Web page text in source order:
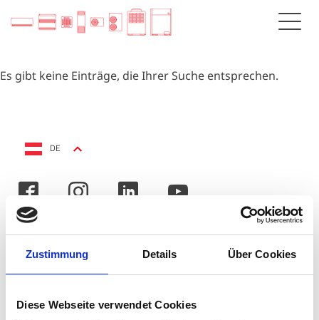
Zustimmung Details Über Cookies
Diese Webseite verwendet Cookies
Es gibt keine Einträge, die Ihrer Suche entsprechen.
DE